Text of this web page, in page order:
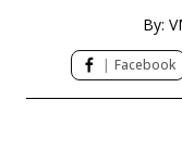
By:
| Facebook